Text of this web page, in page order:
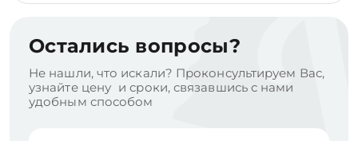
Остались вопросы?
Не нашли, что искали? Проконсультируем Вас,
узнайте цену и сроки, связавшись с нами
удобным способом